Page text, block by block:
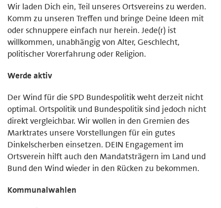
Wir laden Dich ein, Teil unseres Ortsvereins zu werden.
Komm zu unseren Treffen und bringe Deine Ideen mit
oder schnuppere einfach nur herein. Jede(r) ist
willkommen, unabhängig von Alter, Geschlecht,
politischer Vorerfahrung oder Religion.
Werde aktiv
Der Wind für die SPD Bundespolitik weht derzeit nicht
optimal. Ortspolitik und Bundespolitik sind jedoch nicht
direkt vergleichbar. Wir wollen in den Gremien des
Marktrates unsere Vorstellungen für ein gutes
Dinkelscherben einsetzen. DEIN Engagement im
Ortsverein hilft auch den Mandatsträgern im Land und
Bund den Wind wieder in den Rücken zu bekommen.
Kommunalwahlen